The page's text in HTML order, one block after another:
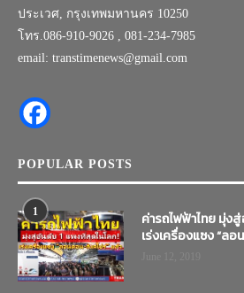
ประเวศ, กรุงเทพมหานคร 10250
โทร.086-910-9026 , 081-234-7985
email: transtimenews@gmail.com
POPULAR POSTS
1
ค่ารถไฟฟ้าไทย มุ่ง
เร่งเครื่องแซง “ล